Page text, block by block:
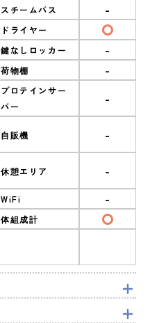
スチームバス -
ドライヤー
鍵なしロッカー -
荷物棚 -
プロテインサー
バー
-
自販機 -
休憩エリア -
WiFi -
体組成計